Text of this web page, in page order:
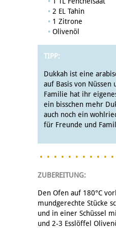
2 EL Tahin
1 Zitrone
Olivenöl
TIPP:
Dukkah ist eine
auf Basis von Nüssen
Familie hat ihr
ein bisschen mehr
auch noch ein
für Freunde und
ZUBEREITUNG:
Den Ofen auf 180°C
mundgerechte Stücke
und in einer Schüssel
und 2-3 Esslöffel